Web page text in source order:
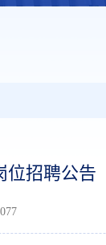
位招聘公告